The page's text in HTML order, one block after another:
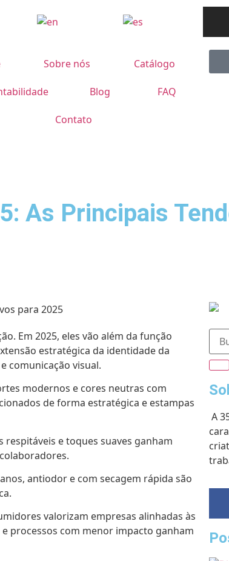
Sobre nós Catálogo
Blog FAQ
Contato
As Principais
Em 2025, eles vão além da função
estratégica da identidade da
comunicação visual.
modernos e cores neutras com
de forma estratégica e estampas
respitáveis e toques suaves ganham
antiodor e com secagem rápida são
valorizam empresas alinhadas às
processos com menor impacto ganham
A